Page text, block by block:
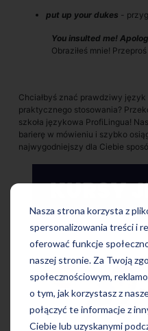
Nasza strona korzysta z
spersonalizowania treści i
oferować funkcje
naszej stronie. Za Twoją
społecznościowym,
o tym, jak korzystasz z
połączyć te informacje z
Ciebie lub uzyskanymi
put up your dukes -
You insulted me!
Obraziłeś mnie!
Chciałbyś znać prawdziwy
praktycznego stosowania?
szkoła językowa ProfiLingua!
barierę w mówieniu i szybko
najwygodniejszy dla Ciebie